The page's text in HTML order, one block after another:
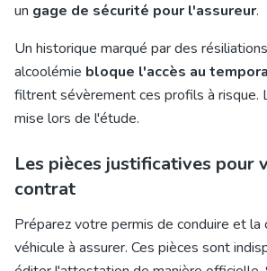
un gage de sécurité pour l'assureur.
Un historique marqué par des
alcoolémie bloque l'accès au
filtrent sévèrement ces profils à risque.
mise lors de l'étude.
Les pièces justificatives pour
contrat
Préparez votre permis de conduire et la
véhicule à assurer. Ces pièces sont